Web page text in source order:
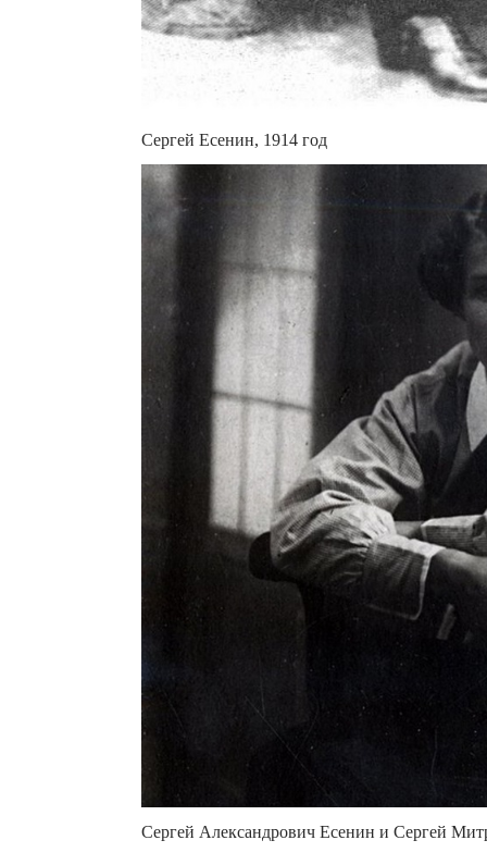
Сергей Есенин, 1914 год
Сергей Александрович Есенин и Сергей